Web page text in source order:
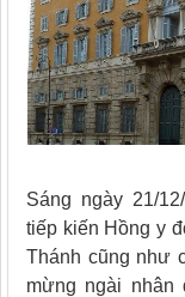
Sáng ngày 21/
tiếp kiến Hồng y
Thánh cũng như
mừng ngài nhân